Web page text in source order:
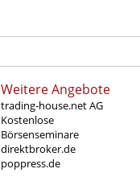
Weitere Angebote
trading-house.net AG
Kostenlose
Börsenseminare
direktbroker.de
poppress.de